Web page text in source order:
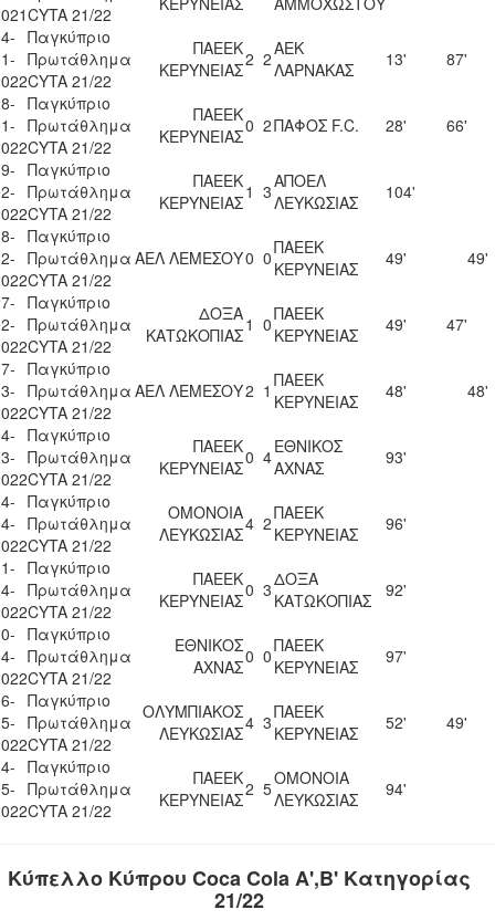
CYTA 21/22
Παγκύπριο
Πρωτάθλημα
CYTA 21/22
ΠΑΕΕΚ
ΚΕΡΥΝΕΙΑΣ2 2ΑΕΚ
ΛΑΡΝΑΚΑΣ
13'
87'
Παγκύπριο
Πρωτάθλημα
CYTA 21/22
ΠΑΕΕΚ
ΚΕΡΥΝΕΙΑΣ0 2ΠΑΦΟΣ F.C. 28'
66'
Παγκύπριο
Πρωτάθλημα
CYTA 21/22
ΠΑΕΕΚ
ΚΕΡΥΝΕΙΑΣ1 3ΑΠΟΕΛ
ΛΕΥΚΩΣΙΑΣ
104'
Παγκύπριο
Πρωτάθλημα
CYTA 21/22
ΑΕΛ ΛΕΜΕΣΟΥ0 0ΠΑΕΕΚ
ΚΕΡΥΝΕΙΑΣ
49'
49'
Παγκύπριο
Πρωτάθλημα
CYTA 21/22
ΔΟΞΑ
ΚΑΤΩΚΟΠΙΑΣ1 0ΠΑΕΕΚ
ΚΕΡΥΝΕΙΑΣ
49'
47'
Παγκύπριο
Πρωτάθλημα
CYTA 21/22
ΑΕΛ ΛΕΜΕΣΟΥ2 1 ΠΑΕΕΚ
ΚΕΡΥΝΕΙΑΣ
48'
48'
Παγκύπριο
Πρωτάθλημα
CYTA 21/22
ΠΑΕΕΚ
ΚΕΡΥΝΕΙΑΣ0 4ΕΘΝΙΚΟΣ
ΑΧΝΑΣ
93'
Παγκύπριο
Πρωτάθλημα
CYTA 21/22
ΟΜΟΝΟΙΑ
ΛΕΥΚΩΣΙΑΣ4 2ΠΑΕΕΚ
ΚΕΡΥΝΕΙΑΣ
96'
Παγκύπριο
Πρωτάθλημα
CYTA 21/22
ΠΑΕΕΚ
ΚΕΡΥΝΕΙΑΣ0 3ΔΟΞΑ
ΚΑΤΩΚΟΠΙΑΣ
92'
Παγκύπριο
Πρωτάθλημα
CYTA 21/22
ΕΘΝΙΚΟΣ
ΑΧΝΑΣ0 0ΠΑΕΕΚ
ΚΕΡΥΝΕΙΑΣ
97'
Παγκύπριο
Πρωτάθλημα
CYTA 21/22
ΟΛΥΜΠΙΑΚΟΣ
ΛΕΥΚΩΣΙΑΣ4 3ΠΑΕΕΚ
ΚΕΡΥΝΕΙΑΣ
52'
49'
Παγκύπριο
Πρωτάθλημα
CYTA 21/22
ΠΑΕΕΚ
ΚΕΡΥΝΕΙΑΣ2 5ΟΜΟΝΟΙΑ
ΛΕΥΚΩΣΙΑΣ
94'
Κύπελλο Κύπρου Coca Cola Α',Β' Κατηγορίας
21/22